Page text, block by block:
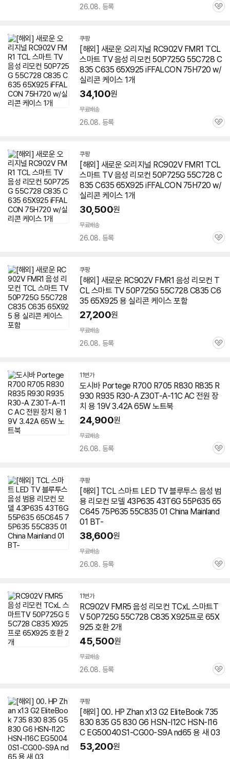
26.08. 등록
관
쿠팡
[해외] 새로운 오리지널 RC902V FMR1 TCL
스마트 TV 음성 리모컨 50P725G 55C728 C
835 C635 65X925 iFFALCON 75H720 w/
실리콘 케이스 1개
34,100원
무료배송
26.08. 등록
관
쿠팡
[해외] 새로운 오리지널 RC902V FMR1 TCL
스마트 TV 음성 리모컨 50P725G 55C728 C
835 C635 65X925 iFFALCON 75H720 w/
실리콘 케이스 1개
30,500원
무료배송
26.08. 등록
관
쿠팡
[해외] 새로운 RC902V FMR1 음성 리모컨 T
CL 스마트 TV 50P725G 55C728 C835 C6
35 65X925 용 실리콘 케이스 포함
27,200원
무료배송
26.08. 등록
관
11번가
도시바 Portege R700 R705 R830 R835 R
930 R935 R30-A Z30T-A-11C AC 전원 장
치 용 19V 3.42A 65W 노트북
24,900원
무료배송
26.08. 등록
관
쿠팡
[해외] TCL 스마트 LED TV 블루투스 음성 범
용 리모컨 모델 43P635 43T6G 55P635 65
C645 75P635 55C835 01 China Mainland
01 BT-
38,600원
무료배송
26.08. 등록
관
11번가
RC902V FMR5 음성 리모컨 TCxL 스마트T
V 50P725G 55C728 C835 X925프로 65X
925 호환 2개
45,500원
무료배송
26.08. 등록
관
쿠팡
[해외] 00. HP Zhan x13 G2 EliteBook 735
830 835 G5 830 G6 HSN-I12C HSN-I16
C EG50040S1-CG00-S9A nd65 용 새 03
53,200원